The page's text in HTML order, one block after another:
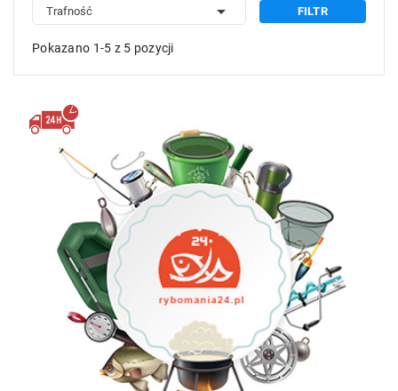
Trafność  FILTR
Pokazano 1-5 z 5 pozycji